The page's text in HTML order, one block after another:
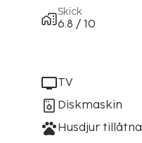
Skick
6.8 / 10
TV
Diskmaskin
Husdjur tillåtna